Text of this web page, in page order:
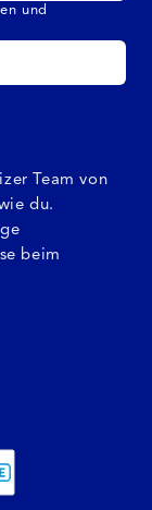
und
Team von
du.
beim